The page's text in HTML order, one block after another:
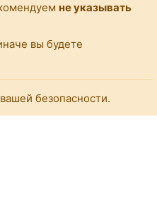
не указывать
вы будете
безопасности.